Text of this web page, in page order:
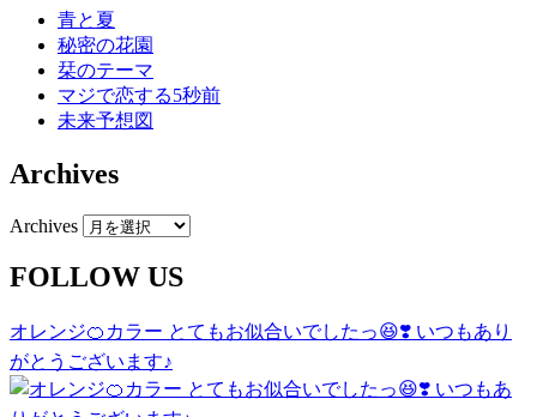
青と夏
秘密の花園
栞のテーマ
マジで恋する5秒前
未来予想図
Archives
Archives
FOLLOW US
オレンジ🍊カラー とてもお似合いでしたっ😆❣️ いつもあり
がとうございます♪